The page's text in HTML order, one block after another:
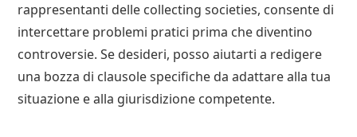
rappresentanti delle collecting societies, consente di
intercettare problemi pratici prima che diventino
controversie. Se desideri, posso aiutarti a redigere
una bozza di clausole specifiche da adattare alla tua
situazione e alla giurisdizione competente.